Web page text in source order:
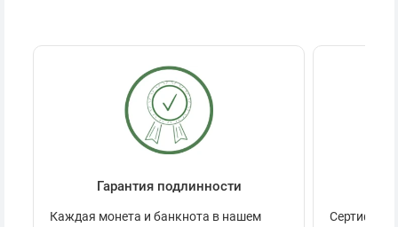
Гарантия подлинности
Каждая монета и банкнота в нашем